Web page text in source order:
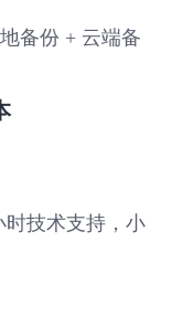
备份 + 云端备
时技术支持，小